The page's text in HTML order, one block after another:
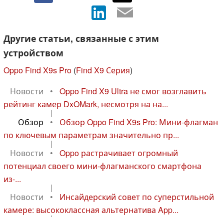
Другие статьи, связанные с этим
устройством
Oppo Find X9s Pro (Find X9 Серия)
Новости
•
Oppo Find X9 Ultra не смог возглавить
рейтинг камер DxOMark, несмотря на на...
|
Обзор
•
Обзор Oppo Find X9s Pro: Мини-флагман
по ключевым параметрам значительно пр...
|
Новости
•
Oppo растрачивает огромный
потенциал своего мини-флагманского смартфона
из-...
|
Новости
•
Инсайдерский совет по суперстильной
камере: высококлассная альтернатива App...